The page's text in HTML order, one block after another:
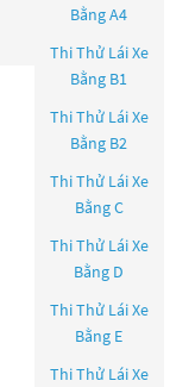
Bằng A4
Thi Thử Lái Xe
Bằng B1
Thi Thử Lái Xe
Bằng B2
Thi Thử Lái Xe
Bằng C
Thi Thử Lái Xe
Bằng D
Thi Thử Lái Xe
Bằng E
Thi Thử Lái Xe